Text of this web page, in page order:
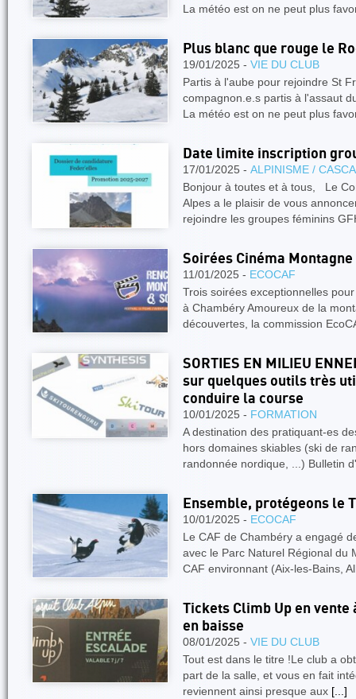
La météo est on ne peut plus
Plus blanc que rouge le
19/01/2025 - VIE DU CLUB
Partis à l'aube pour rejoindre St
compagnon.e.s partis à l'assaut
La météo est on ne peut plus
Date limite inscription
17/01/2025 - ALPINISME /
Bonjour à toutes et à tous, Le
Alpes a le plaisir de vous
rejoindre les groupes féminins
Soirées Cinéma
11/01/2025 - ECOCAF
Trois soirées exceptionnelles
à Chambéry Amoureux de la
découvertes, la commission
SORTIES EN MILIEU
sur quelques outils très
conduire la course
10/01/2025 - FORMATION
A destination des pratiquant-es
hors domaines skiables (ski de
randonnée nordique, ...) Bulletin
Ensemble, protégeons le
10/01/2025 - ECOCAF
Le CAF de Chambéry a engagé
avec le Parc Naturel Régional du
CAF environnant (Aix-les-Bains,
Tickets Climb Up en
en baisse
08/01/2025 - VIE DU CLUB
Tout est dans le titre !Le club a
part de la salle, et vous en fait
reviennent ainsi presque aux [...]